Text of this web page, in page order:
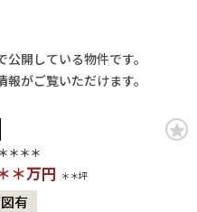
開している物件です。
がご覧いただけます。
＊＊＊
＊万円 ＊＊坪
有